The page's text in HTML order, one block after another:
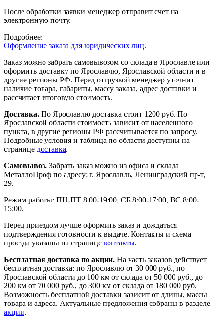
После обработки заявки менеджер отправит счет на
электронную почту.
Подробнее:
Оформление заказа для юридических лиц.
Заказ можно забрать самовывозом со склада в Ярославле или
оформить доставку по Ярославлю, Ярославской области и в
другие регионы РФ. Перед отгрузкой менеджер уточнит
наличие товара, габариты, массу заказа, адрес доставки и
рассчитает итоговую стоимость.
Доставка. По Ярославлю доставка стоит 1200 руб. По
Ярославской области стоимость зависит от населенного
пункта, в другие регионы РФ рассчитывается по запросу.
Подробные условия и таблица по области доступны на
странице доставка.
Самовывоз. Забрать заказ можно из офиса и склада
МеталлоПроф по адресу: г. Ярославль, Ленинградский пр-т,
29.
Режим работы: ПН-ПТ 8:00-19:00, СБ 8:00-17:00, ВС 8:00-
15:00.
Перед приездом лучше оформить заказ и дождаться
подтверждения готовности к выдаче. Контакты и схема
проезда указаны на странице контакты.
Бесплатная доставка по акции. На часть заказов действует
бесплатная доставка: по Ярославлю от 30 000 руб., по
Ярославской области до 100 км от склада от 50 000 руб., до
200 км от 70 000 руб., до 300 км от склада от 180 000 руб.
Возможность бесплатной доставки зависит от длины, массы
товара и адреса. Актуальные предложения собраны в разделе
акции.